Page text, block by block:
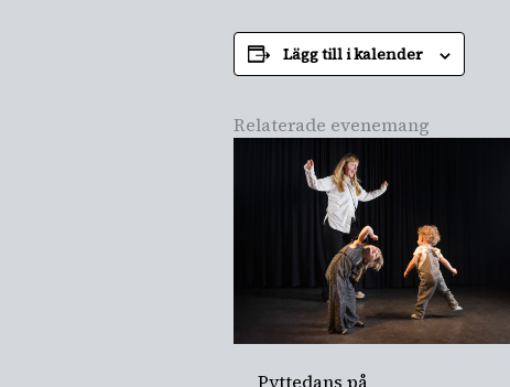
Lägg till i kalender
Relaterade evenemang
Pyttedans på